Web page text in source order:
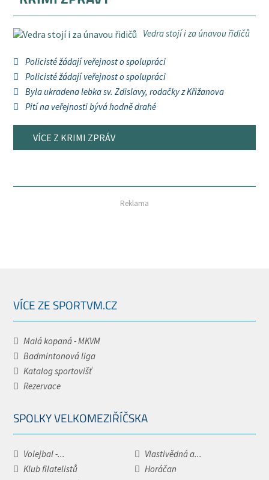
Vedra stojí i za únavou řidičů
Policisté žádají veřejnost o spolupráci
Policisté žádají veřejnost o spolupráci
Byla ukradena lebka sv. Zdislavy, rodačky z Křižanova
Pití na veřejnosti bývá hodně drahé
VÍCE Z KRIMI ZPRÁV
Reklama
VÍCE ZE SPORTVM.CZ
Malá kopaná - MKVM
Badmintonová liga
Katalog sportovišť
Rezervace
SPOLKY VELKOMEZIŘÍČSKA
Volejbal -...
Vlastivědná a...
Klub filatelistů
Horáčan